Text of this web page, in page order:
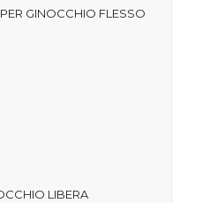
GINOCCHIO FLESSO
LIBERA